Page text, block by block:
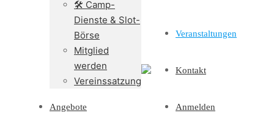
🛠️ Camp-
Dienste & Slot-
Börse
Mitglied
werden
Vereinssatzung
Angebote
Veranstaltungen
Kontakt
Anmelden